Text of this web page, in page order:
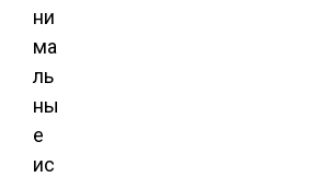
ни
ма
ль
ны
е
ис